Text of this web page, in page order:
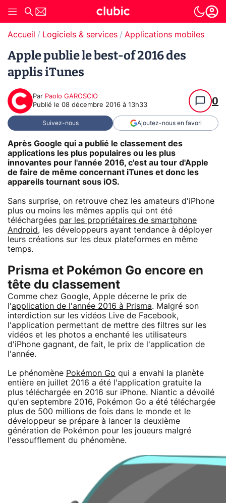
Accueil Logiciels & services Applications mobiles
Apple publie le best-of 2016 des
applis iTunes
Par Paolo GAROSCIO
Publié le 08 décembre 2016 à 13h33 0
Suivez-nous Ajoutez-nous en favori
Après Google qui a publié le classement des
applications les plus populaires ou les plus
innovantes pour l'année 2016, c'est au tour d'Apple
de faire de même concernant iTunes et donc les
appareils tournant sous iOS.
Sans surprise, on retrouve chez les amateurs d'iPhone
plus ou moins les mêmes applis qui ont été
téléchargées par les propriétaires de smartphone
Android, les développeurs ayant tendance à déployer
leurs créations sur les deux plateformes en même
temps.
Prisma et Pokémon Go encore en
tête du classement
Comme chez Google, Apple décerne le prix de
l'application de l'année 2016 à Prisma. Malgré son
interdiction sur les vidéos Live de Facebook,
l'application permettant de mettre des filtres sur les
vidéos et les photos a enchanté les utilisateurs
d'iPhone gagnant, de fait, le prix de l'application de
l'année.
Le phénomène Pokémon Go qui a envahi la planète
entière en juillet 2016 a été l'application gratuite la
plus téléchargée en 2016 sur iPhone. Niantic a dévoilé
qu'en septembre 2016, Pokémon Go a été téléchargée
plus de 500 millions de fois dans le monde et le
développeur se prépare à lancer la deuxième
génération de Pokémon pour les joueurs malgré
l'essoufflement du phénomène.